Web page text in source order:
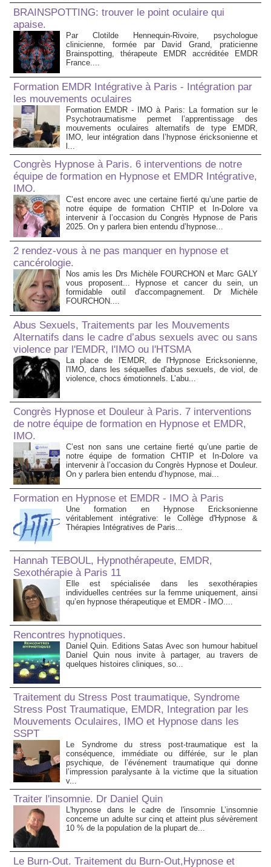
BRAINSPOTTING: trouver le point oculaire qui
apaise.
Par Clotilde Hennequin-Rivoire, psychologue
clinicienne, formée par David Grand, praticienne
Brainspotting, thérapeute EMDR accréditée EMDR
France....
Formation EMDR Intégrative à Paris - Intégration par
les mouvements oculaires
Formation EMDR - IMO à Paris: La formation sur le
Psychotraumatisme permet l’apprentissage des
mouvements oculaires alternatifs de type EMDR,
IMO, leur intégration dans l’hypnose éricksonienne et
l...
Congrès Hypnose à Paris. 6 interventions de notre
équipe de formation en Hypnose et EMDR Intégrative,
IMO.
C’est encore avec une certaine fierté qu’une partie de
notre équipe de formation CHTIP et In-Dolore va
intervenir à l’occasion du Congrès Hypnose de Paris
2025. On y parlera bien entendu d’hypnose...
2 rendez-vous à ne pas manquer en hypnose et
cancérologie.
Nos amis les Drs Michèle FOURCHON et Marc GALY
vous proposent... Hypnose et cancer du sein, un
formidable outil d'accompagnement. Dr Michèle
FOURCHON....
Abus Sexuels, Traitements par les Mouvements
Alternatifs dans le cadre d’abus sexuels avec ou sans
violence par l'EMDR, l'IMO ou l'HTSMA
La place de l'EMDR, de l'Hypnose Ericksonienne,
l'IMO, dans les séquelles d'abus sexuels, de viol, de
violence, chocs émotionnels. L’abu...
Congrès Hypnose et Douleur à Paris. 7 interventions
de notre équipe de formation en Hypnose et EMDR,
IMO.
C’est non sans une certaine fierté qu’une partie de
notre équipe de formation CHTIP et In-Dolore va
intervenir à l’occasion du Congrès Hypnose et Douleur.
On y parlera bien entendu d’hypnose, mai...
Formation en Hypnose et EMDR - IMO à Paris
Une formation en Hypnose Ericksonienne
véritablement intégrative: le Collège d'Hypnose &
Thérapies Intégratives de Paris...
Hannah TEBOUL, Hypnothérapeute, EMDR,
Sexothérapie à Paris 11
Elle est spécialisée dans les sexothérapies
individuelles centrées sur la femme uniquement, ainsi
qu’en hypnose thérapeutique et EMDR - IMO....
Rencontres hypnotiques.
Daniel Quin. Editions Satas Avec son humour habituel
Daniel Quin nous invite à partager, au travers de
quelques histoires cliniques, so...
Traitement du Stress Post traumatique, Syndrome
Stress Post Traumatique, EMDR, Integration par les
Mouvements Oculaires, IMO et Hypnose dans les
SSPT
Le Syndrome du stress post-traumatique est la
conséquence, immédiate ou différée, sur le plan
psychique, de l’événement traumatique qui donne
l’impression paralysante à la victime que la situation
v...
Traiter l'insomnie. Dr Daniel Quin
L'hypnose dans le cadre de l'insomnie L’insomnie
concerne un adulte sur cinq et atteint plus sévèrement
10 % de la population de la plupart de...
Le Burn-Out. Traitement du Burn-Out,Hypnose et